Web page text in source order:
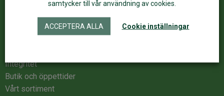
Kundservice
Integritet
Butik och öppettider
Vårt sortiment
ÅF Login
samtycker till vår användning av cookies.
ACCEPTERA ALLA Cookie inställningar